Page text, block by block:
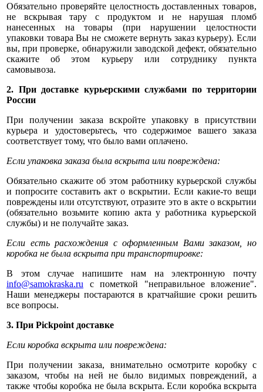
Обязательно проверяйте целостность доставленных товаров,
не вскрывая тару с продуктом и не нарушая пломб
нанесенных на товары (при нарушении целостности
упаковки товара Вы не сможете вернуть заказ курьеру). Если
вы, при проверке, обнаружили заводской дефект, обязательно
скажите об этом курьеру или сотруднику пункта
самовывоза.
2. При доставке курьерскими службами по территории
России
При получении заказа вскройте упаковку в присутствии
курьера и удостоверьтесь, что содержимое вашего заказа
соответствует тому, что было вами оплачено.
Если упаковка заказа была вскрыта или повреждена:
Обязательно скажите об этом работнику курьерской службы
и попросите составить акт о вскрытии. Если какие-то вещи
повреждены или отсутствуют, отразите это в акте о вскрытии
(обязательно возьмите копию акта у работника курьерской
службы) и не получайте заказ.
Если есть расхождения с оформленным Вами заказом, но
коробка не была вскрыта при транспортировке:
В этом случае напишите нам на электронную почту
info@samokraska.ru с пометкой "неправильное вложение".
Наши менеджеры постараются в кратчайшие сроки решить
все вопросы.
3. При Pickpoint доставке
Если коробка вскрыта или повреждена:
При получении заказа, внимательно осмотрите коробку с
заказом, чтобы на ней не было видимых повреждений, а
также чтобы коробка не была вскрыта. Если коробка вскрыта